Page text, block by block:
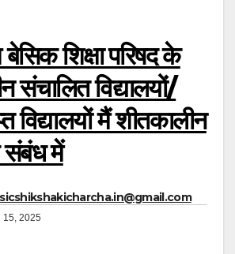
शिक्षा परिषद के
संचालित विद्यालयों/
विद्यालयों मैं शीतकालीन
में
15, 2025